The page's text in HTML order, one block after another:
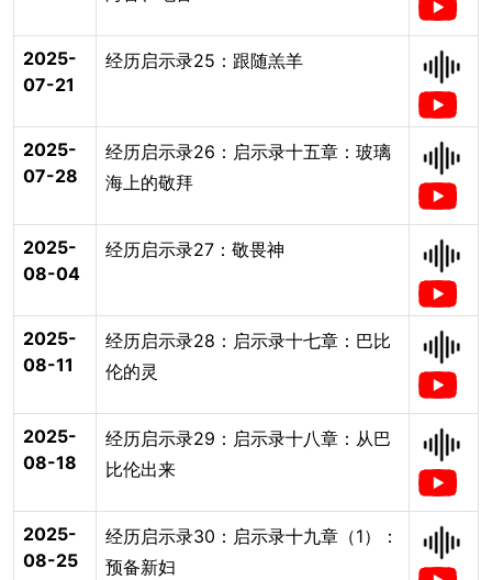
2025-
07-21
经历启示录25：跟随羔羊
2025-
07-28
经历启示录26：启示录十五章：玻璃
海上的敬拜
2025-
08-04
经历启示录27：敬畏神
2025-
08-11
经历启示录28：启示录十七章：巴比
伦的灵
2025-
08-18
经历启示录29：启示录十八章：从巴
比伦出来
2025-
08-25
经历启示录30：启示录十九章（1）：
预备新妇